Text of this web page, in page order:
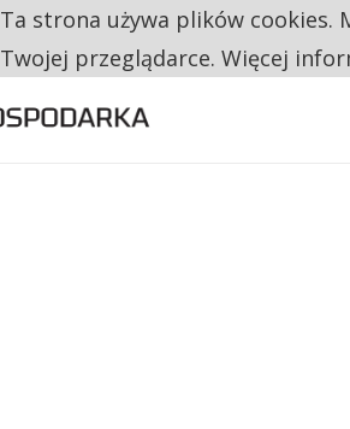
CO TRZECIĄ ZŁOTÓWKĘ Z EMERYTURY
Ta strona używa plików cookies.
Twojej przeglądarce. Więcej